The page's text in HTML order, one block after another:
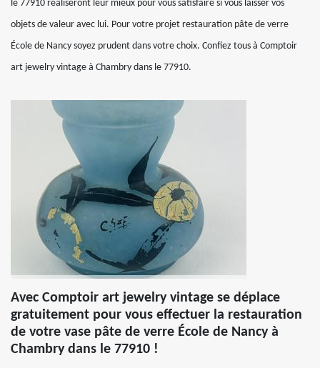
le 77910 réaliseront leur mieux pour vous satisfaire si vous laisser vos
objets de valeur avec lui. Pour votre projet restauration pâte de verre
École de Nancy soyez prudent dans votre choix. Confiez tous à Comptoir
art jewelry vintage à Chambry dans le 77910.
Avec Comptoir art jewelry vintage se déplace
gratuitement pour vous effectuer la restauration
de votre vase pâte de verre École de Nancy à
Chambry dans le 77910 !